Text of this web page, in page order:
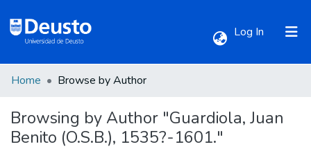
Log In (current)
All of DSpace
Home Browse by Author
Browsing by Author "Guardiola, Juan
Benito (O.S.B.), 1535?-1601."